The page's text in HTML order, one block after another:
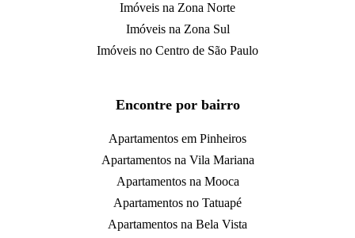
Imóveis na Zona Norte
Imóveis na Zona Sul
Imóveis no Centro de São Paulo
Encontre por bairro
Apartamentos em Pinheiros
Apartamentos na Vila Mariana
Apartamentos na Mooca
Apartamentos no Tatuapé
Apartamentos na Bela Vista